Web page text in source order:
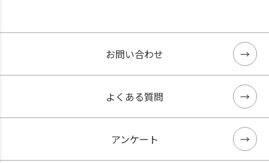
お問い合わせ
よくある質問
アンケート